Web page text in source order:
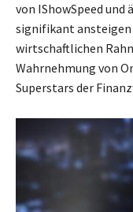
von IShowSpeed
signifikant ansteigen
wirtschaftlichen
Wahrnehmung von
Superstars der